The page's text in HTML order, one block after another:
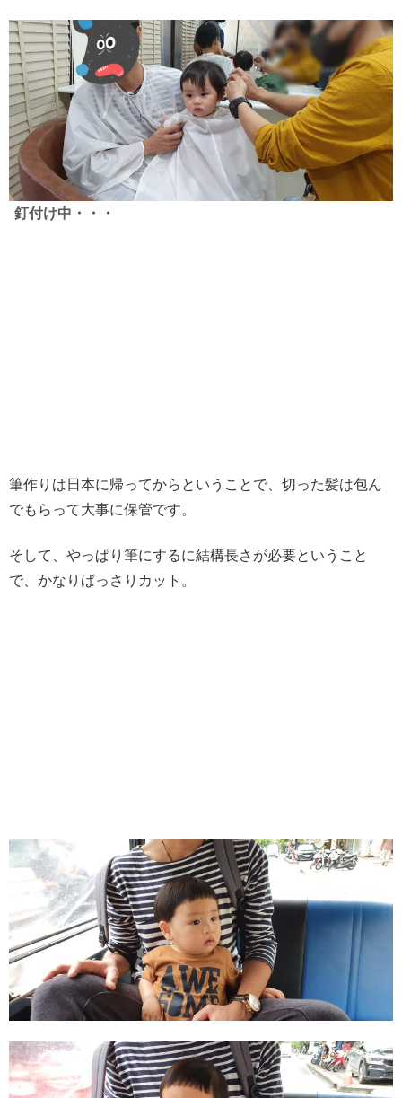
釘付け中・・・
筆作りは日本に帰ってからということで、切った髪は包ん
でもらって大事に保管です。
そして、やっぱり筆にするに結構長さが必要ということ
で、かなりばっさりカット。